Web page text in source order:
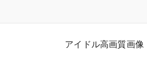
アイドル高画質画像